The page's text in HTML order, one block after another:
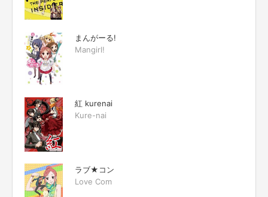
まんがーる!
Mangirl!
紅 kurenai
Kure-nai
ラブ★コン
Love Com